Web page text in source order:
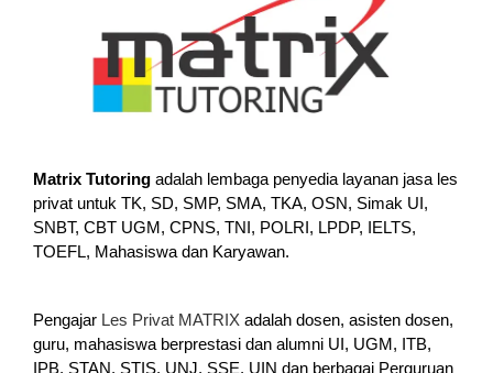
Matrix Tutoring adalah lembaga penyedia layanan jasa les
privat untuk TK, SD, SMP, SMA, TKA, OSN, Simak UI,
SNBT, CBT UGM, CPNS, TNI, POLRI, LPDP, IELTS,
TOEFL, Mahasiswa dan Karyawan.
Pengajar Les Privat MATRIXadalah dosen, asisten dosen,
guru, mahasiswa berprestasi dan alumni UI, UGM, ITB,
IPB, STAN, STIS, UNJ, SSE, UIN dan berbagai Perguruan